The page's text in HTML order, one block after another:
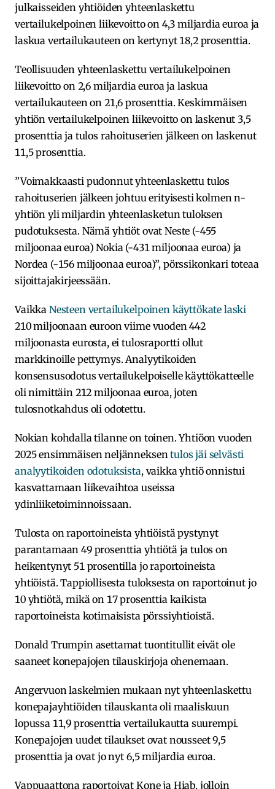
julkaisseiden yhtiöiden yhteenlaskettu
vertailukelpoinen liikevoitto on 4,3 miljardia euroa ja
laskua vertailukauteen on kertynyt 18,2 prosenttia.
Teollisuuden yhteenlaskettu vertailukelpoinen
liikevoitto on 2,6 miljardia euroa ja laskua
vertailukauteen on 21,6 prosenttia. Keskimmäisen
yhtiön vertailukelpoinen liikevoitto on laskenut 3,5
prosenttia ja tulos rahoituserien jälkeen on laskenut
11,5 prosenttia.
”Voimakkaasti pudonnut yhteenlaskettu tulos
rahoituserien jälkeen johtuu erityisesti kolmen n-
yhtiön yli miljardin yhteenlasketun tuloksen
pudotuksesta. Nämä yhtiöt ovat Neste (-455
miljoonaa euroa) Nokia (-431 miljoonaa euroa) ja
Nordea (-156 miljoonaa euroa)”, pörssikonkari toteaa
sijoittajakirjeessään.
Vaikka Nesteen vertailukelpoinen käyttökate laski
210 miljoonaan euroon viime vuoden 442
miljoonasta eurosta, ei tulosraportti ollut
markkinoille pettymys. Analyytikoiden
konsensusodotus vertailukelpoiselle käyttökatteelle
oli nimittäin 212 miljoonaa euroa, joten
tulosnotkahdus oli odotettu.
Nokian kohdalla tilanne on toinen. Yhtiöon vuoden
2025 ensimmäisen neljänneksentulos jäi selvästi
analyytikoiden odotuksista, vaikka yhtiö onnistui
kasvattamaan liikevaihtoa useissa
ydinliiketoiminnoissaan.
Tulosta on raportoineista yhtiöistä pystynyt
parantamaan 49 prosenttia yhtiötä ja tulos on
heikentynyt 51 prosentilla jo raportoineista
yhtiöistä. Tappiollisesta tuloksesta on raportoinut jo
10 yhtiötä, mikä on 17 prosenttia kaikista
raportoineista kotimaisista pörssiyhtioistä.
Donald Trumpin asettamat tuontitullit eivät ole
saaneet konepajojen tilauskirjoja ohenemaan.
Angervuon laskelmien mukaan nyt yhteenlaskettu
konepajayhtiöiden tilauskanta oli maaliskuun
lopussa 11,9 prosenttia vertailukautta suurempi.
Konepajojen uudet tilaukset ovat nousseet 9,5
prosenttia ja ovat jo nyt 6,5 miljardia euroa.
Vappuaattona raportoivat Kone ja Hiab, jolloin